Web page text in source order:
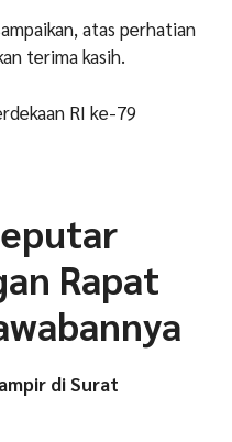
atas perhatian
terima kasih.
RI ke-79
Rapat
di Surat